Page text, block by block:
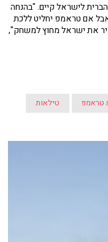
לישראל קיים. "בהנחה
אם טראמפ יחליט ללכת
את ישראל מחוץ למשחק",
טראמפ טילאות